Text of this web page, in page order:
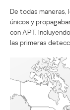
De todas maneras,
únicos y
con APT,
las primeras